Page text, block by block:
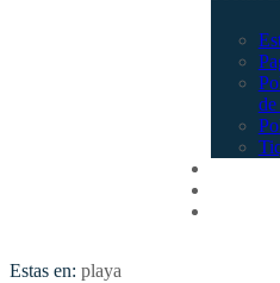
de
Estas en: playa